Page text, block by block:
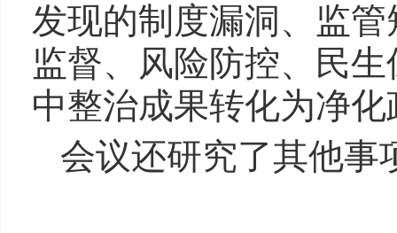
发现的制度漏洞、监
监督、风险防控、民
中整治成果转化为净
会议还研究了其他事